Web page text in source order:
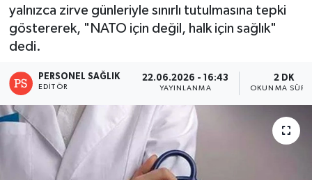
yalnızca zirve günleriyle sınırlı tutulmasına tepki
göstererek, "NATO için değil, halk için sağlık"
dedi.
PERSONEL SAĞLIK
EDITÖR
22.06.2026 - 16:43
YAYINLANMA
2 DK
OKUNMA